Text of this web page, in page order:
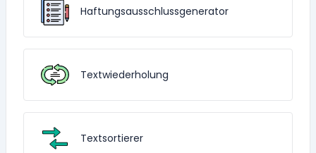
Haftungsausschlussgenerator
Textwiederholung
Textsortierer